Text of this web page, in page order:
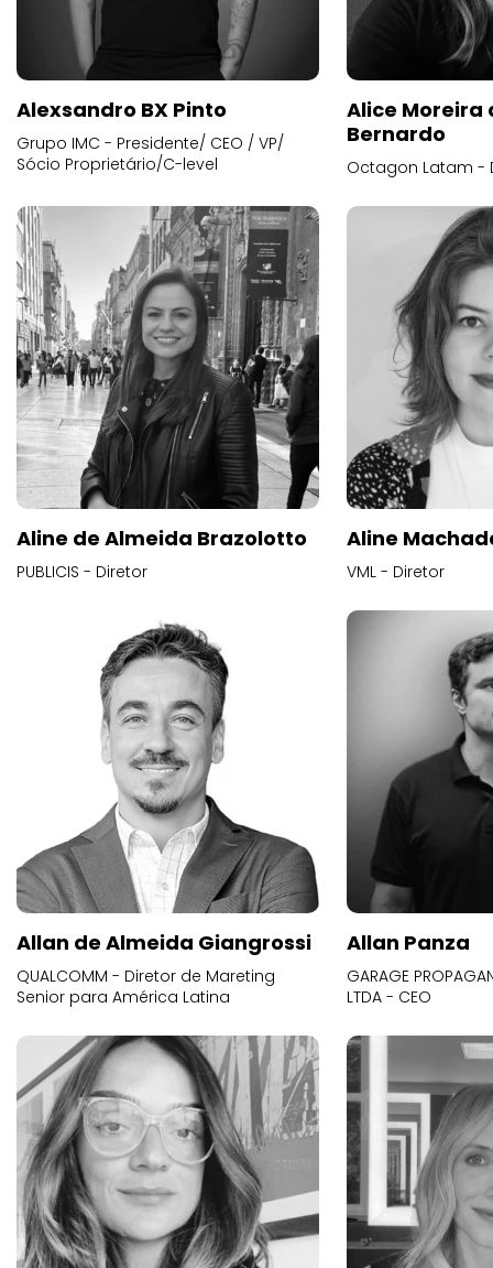
Alexsandro BX Pinto
Grupo IMC - Presidente/ CEO / VP/
Sócio Proprietário/C-level
Alice
Bernardo
Octagon Latam -
Aline de Almeida Brazolotto
PUBLICIS - Diretor
Aline
VML - Diretor
Allan de Almeida Giangrossi
QUALCOMM - Diretor de Mareting
Senior para América Latina
Allan Panza
GARAGE
LTDA - CEO